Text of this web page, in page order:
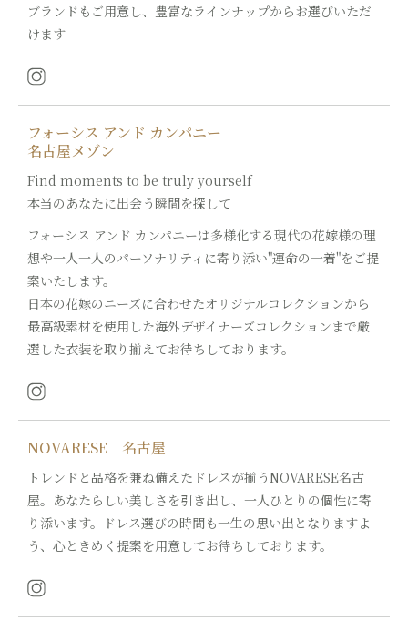
ブランドもご用意し、豊富なラインナップからお選びいただ
けます
フォーシス アンド カンパニー
名古屋メゾン
Find moments to be truly yourself
本当のあなたに出会う瞬間を探して
フォーシス アンド カンパニーは多様化する現代の花嫁様の理
想や一人一人のパーソナリティに寄り添い"運命の一着"をご提
案いたします。
日本の花嫁のニーズに合わせたオリジナルコレクションから
最高級素材を使用した海外デザイナーズコレクションまで厳
選した衣装を取り揃えてお待ちしております。
NOVARESE 名古屋
トレンドと品格を兼ね備えたドレスが揃うNOVARESE名古
屋。あなたらしい美しさを引き出し、一人ひとりの個性に寄
り添います。ドレス選びの時間も一生の思い出となりますよ
う、心ときめく提案を用意してお待ちしております。